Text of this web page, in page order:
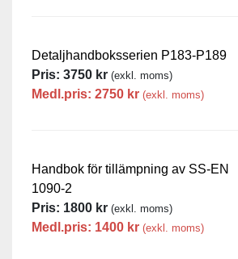
Detaljhandboksserien P183-P189
Pris: 3750 kr (exkl. moms)
Medl.pris: 2750 kr (exkl. moms)
Handbok för tillämpning av SS-EN
1090-2
Pris: 1800 kr (exkl. moms)
Medl.pris: 1400 kr (exkl. moms)